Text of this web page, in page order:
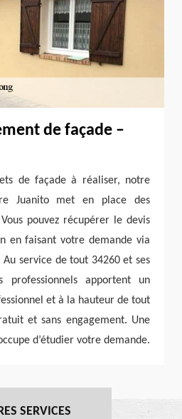
de façade –
de façade à réaliser, notre
Juanito met en place des
pouvez récupérer le devis
en faisant votre demande via
service de tout 34260 et ses
professionnels apportent un
et à la hauteur de tout
et sans engagement. Une
d’étudier votre demande.
SERVICES